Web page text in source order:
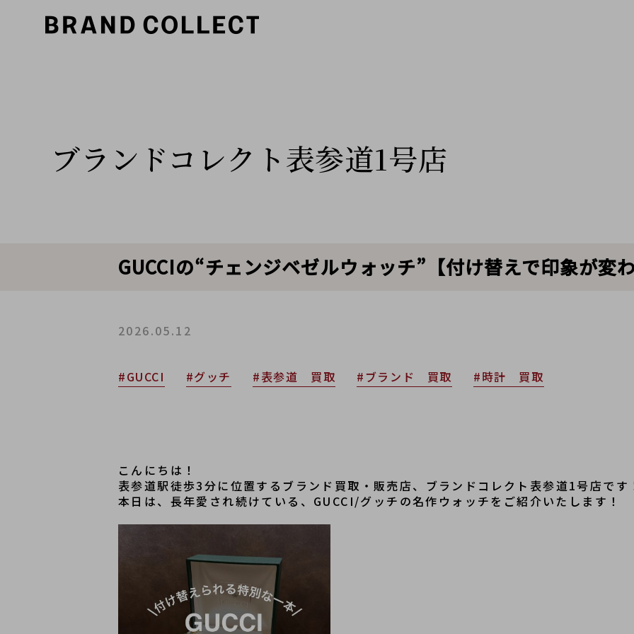
ブランドコレクト表参道1号店
GUCCIの“チェンジベゼルウォッチ”【付け替えで印象が変
2026.05.12
#GUCCI #グッチ #表参道 買取 #ブランド 買取 #時計 買取
こんにちは！
表参道駅徒歩3分に位置するブランド買取・販売店、ブランドコレクト表参道1号店です
本日は、長年愛され続けている、GUCCI/グッチの名作ウォッチをご紹介いたします！